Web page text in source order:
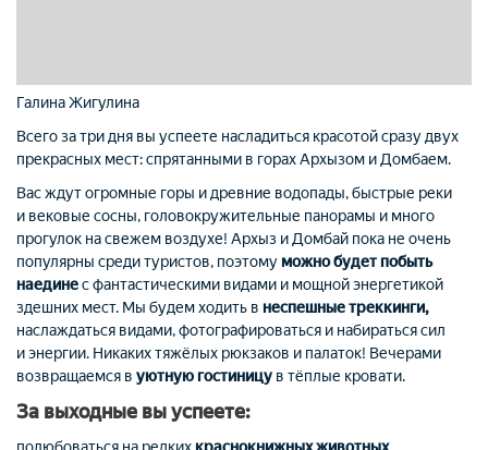
Галина Жигулина
Всего за три дня вы успеете насладиться красотой сразу двух
прекрасных мест: спрятанными в горах Архызом и Домбаем.
Вас ждут огромные горы и древние водопады, быстрые реки
и вековые сосны, головокружительные панорамы и много
прогулок на свежем воздухе! Архыз и Домбай пока не очень
популярны среди туристов, поэтомуможно будет побыть
наединес фантастическими видами и мощной энергетикой
здешних мест. Мы будем ходить в неспешные треккинги,
наслаждаться видами, фотографироваться и набираться сил
и энергии. Никаких тяжёлых рюкзаков и палаток! Вечерами
возвращаемся в уютную гостиницу в тёплые кровати.
За выходные вы успеете: